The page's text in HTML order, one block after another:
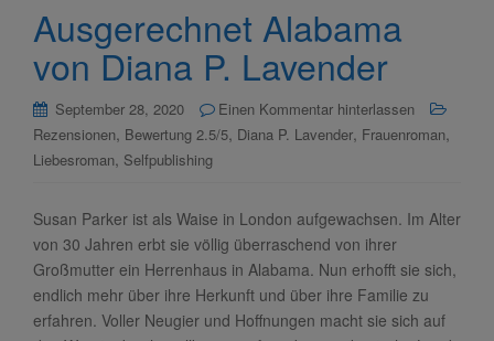
Ausgerechnet Alabama
von Diana P. Lavender
September 28, 2020
Einen Kommentar hinterlassen
Rezensionen, Bewertung 2.5/5, Diana P. Lavender, Frauenroman,
Liebesroman, Selfpublishing
Susan Parker ist als Waise in London aufgewachsen. Im Alter
von 30 Jahren erbt sie völlig überraschend von ihrer
Großmutter ein Herrenhaus in Alabama. Nun erhofft sie sich,
endlich mehr über ihre Herkunft und über ihre Familie zu
erfahren. Voller Neugier und Hoffnungen macht sie sich auf